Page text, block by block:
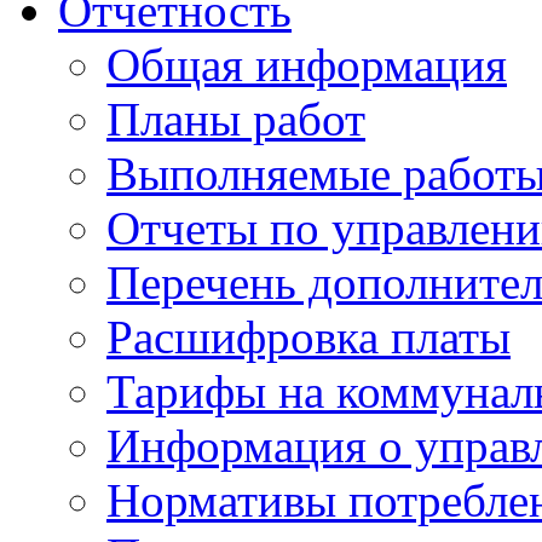
Общая информация
Планы работ
Выполняемые
Отчеты по
Перечень
Расшифровка платы
Тарифы на
Информация о
Нормативы